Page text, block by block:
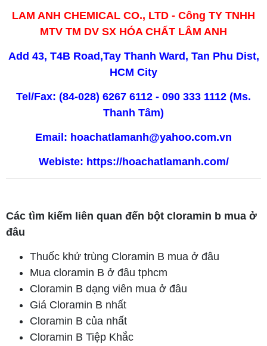
LAM ANH CHEMICAL CO., LTD - Công TY TNHH
MTV TM DV SX HÓA CHẤT LÂM ANH
Add 43, T4B Road,Tay Thanh Ward, Tan Phu Dist,
HCM City
Tel/Fax: (84-028) 6267 6112 - 090 333 1112 (Ms.
Thanh Tâm)
Email: hoachatlamanh@yahoo.com.vn
Webiste: https://hoachatlamanh.com/
Các tìm kiếm liên quan đến bột cloramin b mua ở
đâu
Thuốc khử trùng Cloramin B mua ở đâu
Mua cloramin B ở đâu tphcm
Cloramin B dạng viên mua ở đâu
Giá Cloramin B nhất
Cloramin B của nhất
Cloramin B Tiệp Khắc